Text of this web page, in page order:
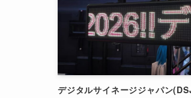
デジタルサイネージジャパン